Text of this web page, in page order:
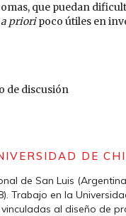
que puedan
a prioripoco útiles en
de discusión
DE
de San Luis
Trabajo en la
al diseño de